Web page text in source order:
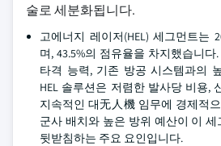
술로 세분화됩니다.
고에너지 레이저(HEL) 세그먼트는
며, 43.5%의 점유율을 차지했습니
타격 능력, 기존 방공 시스템과의
HEL 솔루션은 저렴한 발사당 비용,
지속적인 대无人機 임무에 경제적
군사 배치와 높은 방위 예산이 이
뒷받침하는 주요 요인입니다.